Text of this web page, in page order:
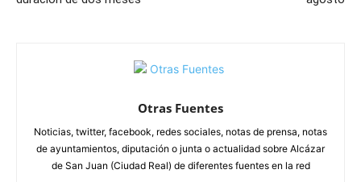
Otras Fuentes
Noticias, twitter, facebook, redes sociales, notas de prensa, notas
de ayuntamientos, diputación o junta o actualidad sobre Alcázar
de San Juan (Ciudad Real) de diferentes fuentes en la red